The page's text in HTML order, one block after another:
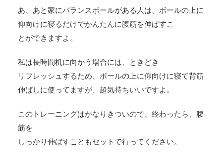
あ、あと家にバランスボールがある人は、ボールの上に
仰向けに寝るだけでかんたんに腹筋を伸ばすこ
とができますよ。
私は長時間机に向かう場合には、ときどき
リフレッシュするため、ボールの上に仰向けに寝て背筋
伸ばしに使ってますが、超気持ちいいですよ。
このトレーニングはかなりきついので、終わったら、腹
筋を
しっかり伸ばすこともセットで行ってください。